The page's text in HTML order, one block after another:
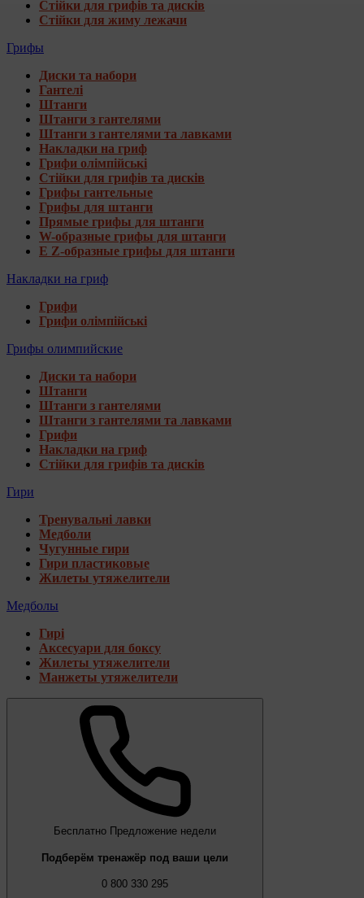
Стійки для грифів та дисків
Стійки для жиму лежачи
Грифы
Диски та набори
Гантелі
Штанги
Штанги з гантелями
Штанги з гантелями та лавками
Накладки на гриф
Грифи олімпійські
Стійки для грифів та дисків
Грифы гантельные
Грифы для штанги
Прямые грифы для штанги
W-образные грифы для штанги
E Z-образные грифы для штанги
Накладки на гриф
Грифи
Грифи олімпійські
Грифы олимпийские
Диски та набори
Штанги
Штанги з гантелями
Штанги з гантелями та лавками
Грифи
Накладки на гриф
Стійки для грифів та дисків
Гири
Тренувальні лавки
Медболи
Чугунные гири
Гири пластиковые
Жилеты утяжелители
Медболы
Гирі
Аксесуари для боксу
Жилеты утяжелители
Манжеты утяжелители
Бесплатно Предложение недели
Подберём тренажёр под ваши цели
0 800 330 295